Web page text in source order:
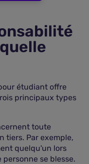
étudiant offre
principaux types
toute
tiers. Par exemple,
quelqu'un lors
se blesse.